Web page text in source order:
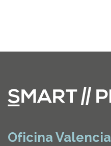
Oficina Valencia